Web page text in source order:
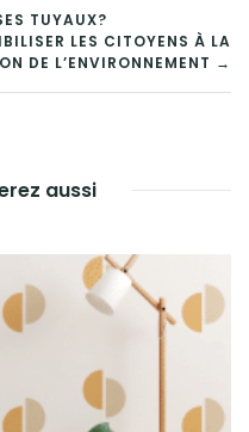
TUYAUX?
LES CITOYENS À LA
DE L’ENVIRONNEMENT →
aussi